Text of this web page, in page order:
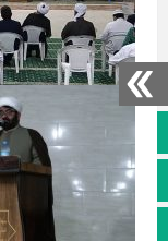
صفحه نخست
کانال سروش